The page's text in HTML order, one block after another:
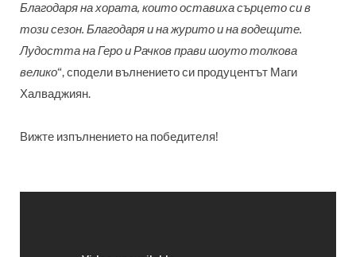
Благодаря на хората, които оставиха сърцето си в
този сезон. Благодаря и на журито и на водещите.
Лудостта на Геро и Рачков прави шоуто толкова
велико“, сподели вълнението си продуцентът Маги
Халваджиян.
Вижте изпълнението на победителя!